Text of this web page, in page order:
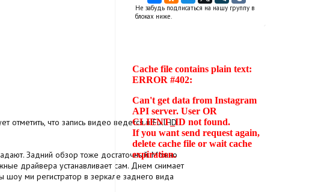
отметить, что запись видео ведется в FullHD
Задний обзор тоже достаточный. Можно
драйвера устанавливает сам. Днем снимает
шоу ми регистратор в зеркале заднего вида
Не забудь подписаться на нашу группу в
блоках ниже.